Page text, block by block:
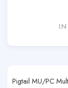
Pigtail MU/PC